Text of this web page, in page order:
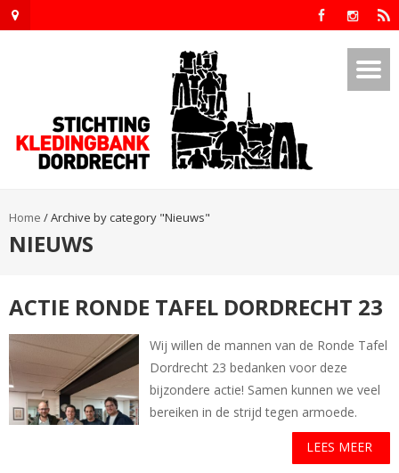
Home /Archive by category "Nieuws"
NIEUWS
ACTIE RONDE TAFEL DORDRECHT 23
Wij willen de mannen van de Ronde Tafel
Dordrecht 23 bedanken voor deze
bijzondere actie! Samen kunnen we veel
bereiken in de strijd tegen armoede.
LEES MEER